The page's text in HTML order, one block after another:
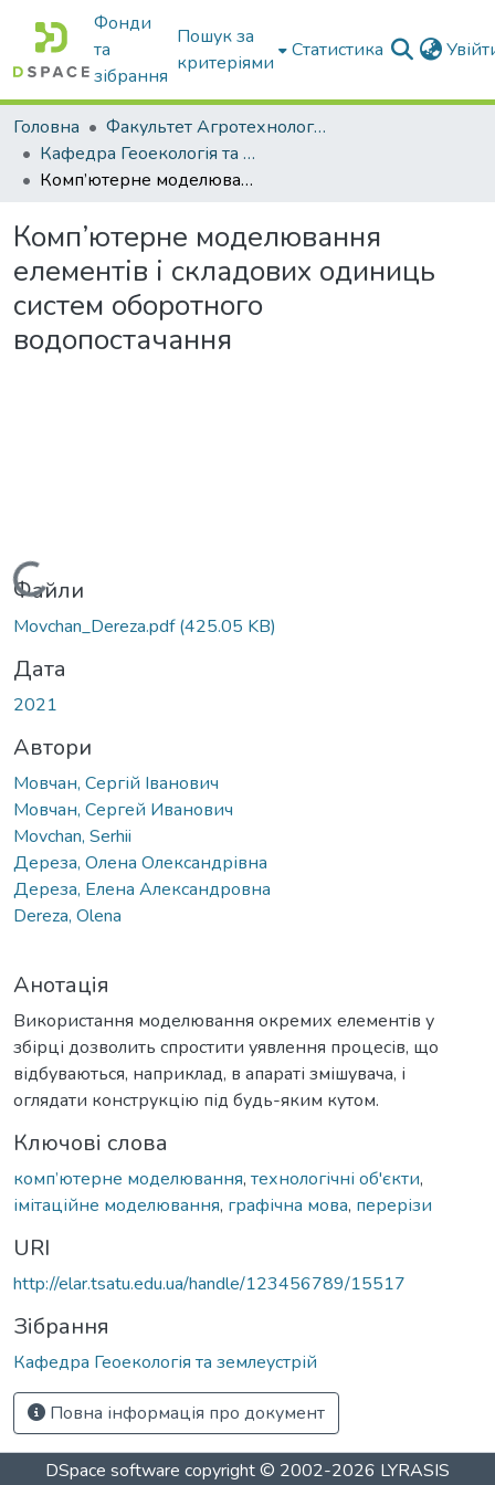
Фонди
та
зібрання
Пошук за
критеріями
Статистика
Головна
Факультет Агротехнологій та екології
Кафедра Геоекологія та землеустрій
Комп’ютерне моделювання елементів і складових одиниць систем оборотного водопостачання
Комп’ютерне моделювання
елементів і складових одиниць
систем оборотного
водопостачання
Вантажиться...
Файли
Movchan_Dereza.pdf(425.05 KB)
Дата
2021
Автори
Мовчан, Сергій Іванович
Мовчан, Сергей Иванович
Movchan, Serhii
Дереза, Олена Олександрівна
Дереза, Елена Александровна
Dereza, Olena
Анотація
Використання моделювання окремих елементів у
збірці дозволить спростити уявлення процесів, що
відбуваються, наприклад, в апараті змішувача, і
оглядати конструкцію під будь-яким кутом.
Ключові слова
комп’ютерне моделювання, технологічні об'єкти,
імітаційне моделювання, графічна мова, перерізи
URI
http://elar.tsatu.edu.ua/handle/123456789/15517
Зібрання
Кафедра Геоекологія та землеустрій
Повна інформація про документ
DSpace software copyright © 2002-2026 LYRASIS